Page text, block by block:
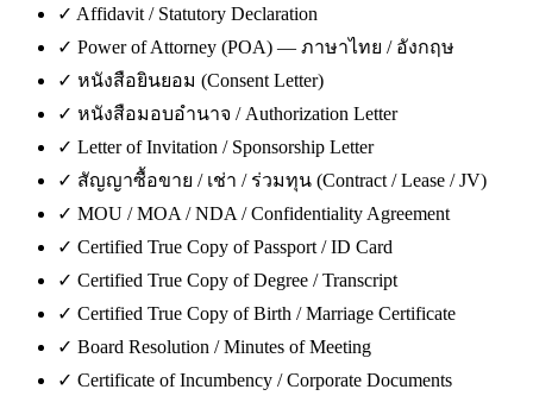
✓ Affidavit / Statutory Declaration
✓ Power of Attorney (POA) — ภาษาไทย / อังกฤษ
✓ หนังสือยินยอม (Consent Letter)
✓ หนังสือมอบอำนาจ / Authorization Letter
✓ Letter of Invitation / Sponsorship Letter
✓ สัญญาซื้อขาย / เช่า / ร่วมทุน (Contract / Lease / JV)
✓ MOU / MOA / NDA / Confidentiality Agreement
✓ Certified True Copy of Passport / ID Card
✓ Certified True Copy of Degree / Transcript
✓ Certified True Copy of Birth / Marriage Certificate
✓ Board Resolution / Minutes of Meeting
✓ Certificate of Incumbency / Corporate Documents